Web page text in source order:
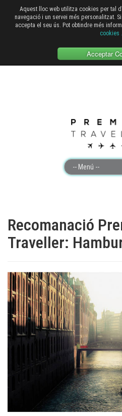
Aquest lloc web utilitza cookies per tal
navegació i un servei més personalitzat.
accepta el seu ús. Pot obtindre més
cookies
Acceptar
Recomanació
Traveller: